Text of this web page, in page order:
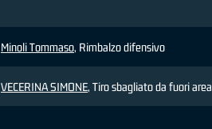
Minoli Tommaso, Rimbalzo difensivo
VECERINA SIMONE, Tiro sbagliato da fuori area